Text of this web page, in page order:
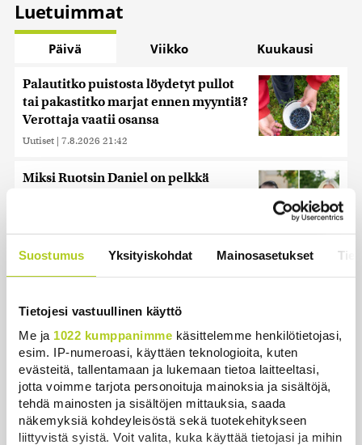
Suostumus Yksityiskohdat Mainosasetukset
Tietojesi vastuullinen käyttö
Me ja 1022 kumppanimme käsittelemme henkilötietojasi,
esim. IP-numeroasi, käyttäen teknologioita, kuten
evästeitä, tallentamaan ja lukemaan tietoa laitteeltasi,
jotta voimme tarjota personoituja mainoksia ja sisältöjä,
tehdä mainosten ja sisältöjen mittauksia, saada
näkemyksiä kohdeyleisöstä sekä tuotekehitykseen
liittyvistä syistä. Voit valita, kuka käyttää tietojasi ja mihin
Luetuimmat
Päivä Viikko Kuukausi
Palautitko puistosta löydetyt pullot
tai pakastitko marjat ennen myyntiä?
Verottaja vaatii osansa
Uutiset | 7.8.2026 21:42
Miksi Ruotsin Daniel on pelkkä
Uutiset | 3.8.2026 21:46
Timo Laaninen julistaa Wille
poliitikoksi
Uutiset | 7.8.2026 18:09
Juutalainen miekkailija voitti
natseille mitalin ja kohotti kätensä
Hitler-tervehdykseen – Miksi
ihmeessä?
Uutiset | 6.8.2026 21:31